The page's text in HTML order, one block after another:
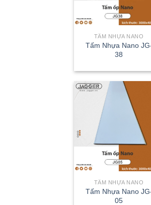
TẤM NHỰA NANO
Tấm Nhựa Nano
38
TẤM NHỰA NANO
Tấm Nhựa Nano
05